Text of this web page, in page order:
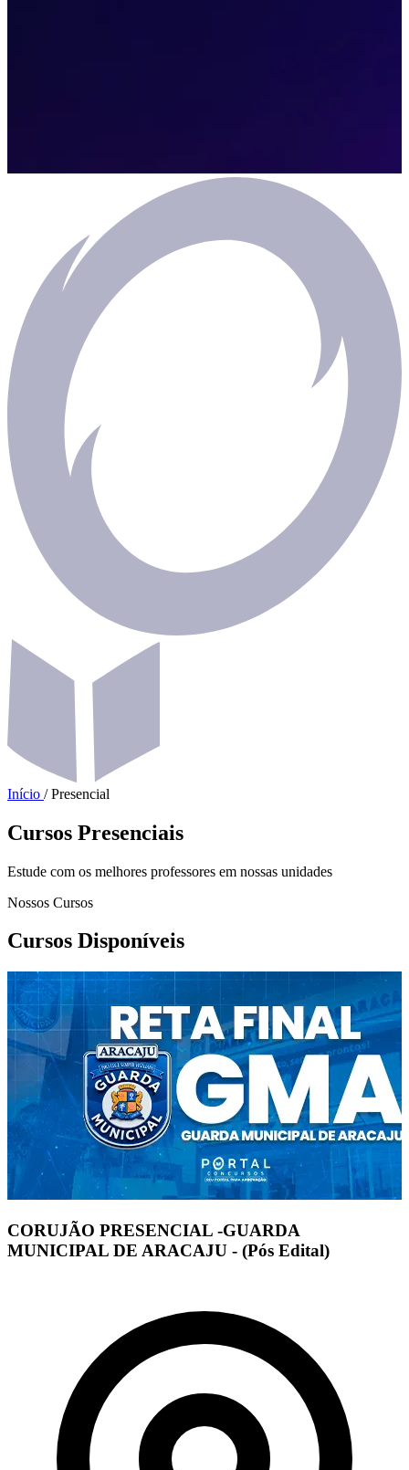
Início / Presencial
Cursos Presenciais
Estude com os melhores professores em nossas unidades
Nossos Cursos
Cursos Disponíveis
CORUJÃO PRESENCIAL -GUARDA
MUNICIPAL DE ARACAJU - (Pós Edital)